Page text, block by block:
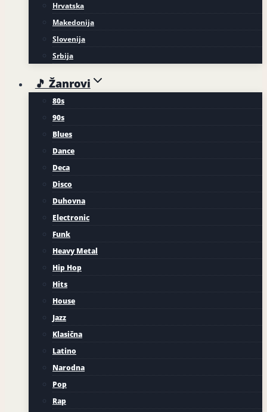
Hrvatska
Makedonija
Slovenija
Srbija
🎵 Žanrovi
80s
90s
Blues
Dance
Deca
Disco
Duhovna
Electronic
Funk
Heavy Metal
Hip Hop
Hits
House
Jazz
Klasična
Latino
Narodna
Pop
Rap